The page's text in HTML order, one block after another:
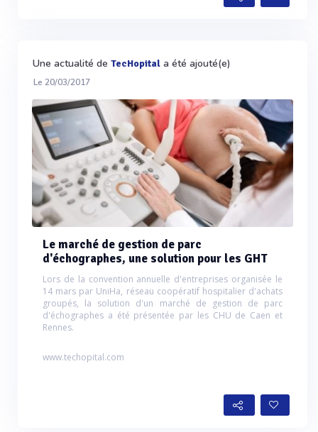
Une actualité de TecHopital a été ajouté(e)
Le 20/03/2017
Le marché de gestion de parc
d'échographes, une solution pour les GHT
Lors de la convention annuelle d'entreprises organisée le
14 mars par UniHa, réseau coopératif hospitalier d'achats
groupés, la solution d'un marché de gestion de parc
d'échographes a été présentée par les CHU de Caen et
Rennes.
www.techopital.com